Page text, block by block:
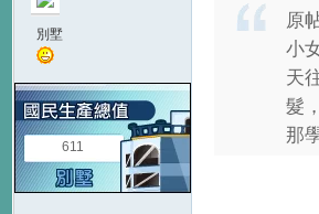
別墅
611
原
小
天
髮
那